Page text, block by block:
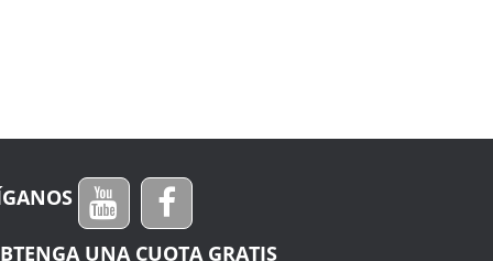
UNA CUOTA GRATIS